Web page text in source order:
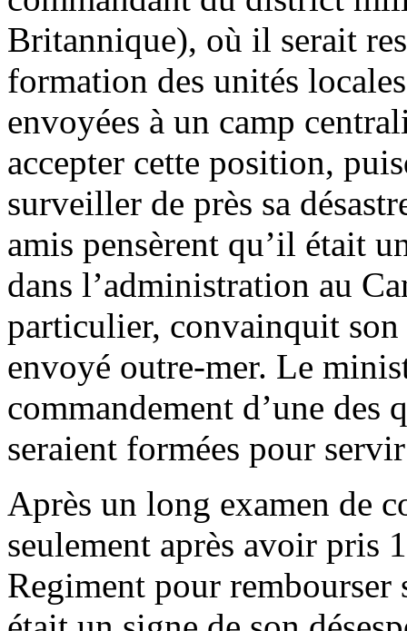
Britannique), où il serait
formation des unités
envoyées à un camp
accepter cette position,
surveiller de près sa
amis pensèrent qu’il était
dans l’administration au
particulier, convainquit
envoyé outre-mer. Le
commandement d’une des
seraient formées pour
Après un long examen de
seulement après avoir pris
Regiment pour rembourser